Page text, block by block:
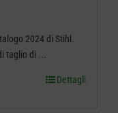
2024 di Stihl.
taglio di ...
Dettagli